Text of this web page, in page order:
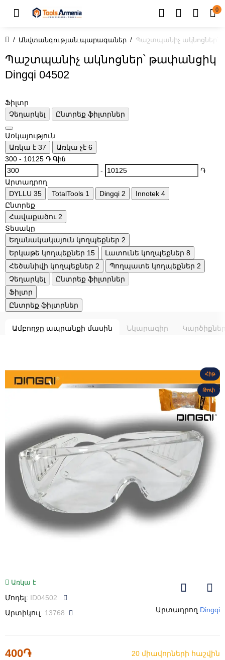
0
Անվտանգության պարագաներ Պաշտպանիչ ակնոցներ՝
Պաշտպանիչ ակնոցներ՝ թափանցիկ
Dingqi 04502
Ֆիլտր
Չեղարկել
Ընտրեք ֆիլտրներ
Առկայություն
Առկա է 37 Առկա չէ 6
300 - 10125 ֏ Գին
-
֏
Արտադրող
DYLLU 35 TotalTools 1 Dingqi 2 Innotek 4
Ընտրեք
Հավաքածու 2
Տեսակը
Եղանակակայուն կողպեքներ 2
Երկաթե կողպեքներ 15 Լատունե կողպեքներ 8
Հեծանիվի կողպեքներ 2 Պողպատե կողպեքներ 2
Չեղարկել
Ընտրեք ֆիլտրներ
Ֆիլտր
Ընտրեք ֆիլտրներ
Ամբողջը ապրանքի մասին Նկարագիր
Հիթ
Թոփ
Առկա է
Մոդել: ID04502
Արտիկուլ: 13768 Արտադրող Dingqi
400֏ 20 միավորների հաշվին